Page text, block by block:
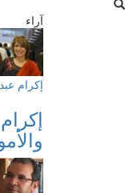
آراء
إكرام